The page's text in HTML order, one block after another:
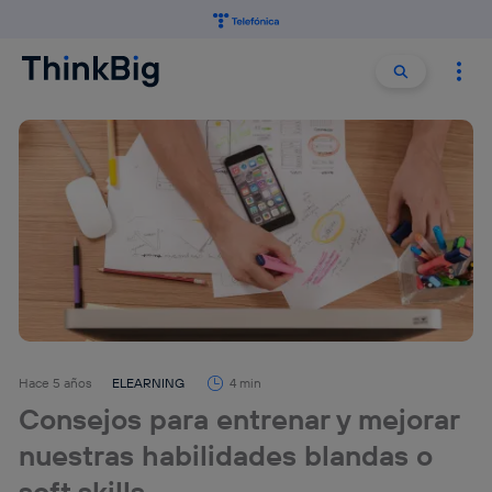
Buscar
Hace 5 años ELEARNING 4 min
Consejos para entrenar y mejorar
nuestras habilidades blandas o